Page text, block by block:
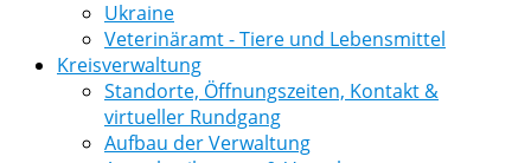
Ukraine
Veterinäramt - Tiere und Lebensmittel
Kreisverwaltung
Standorte, Öffnungszeiten, Kontakt &
virtueller Rundgang
Aufbau der Verwaltung